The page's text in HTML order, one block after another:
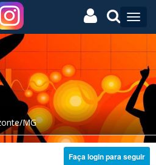
MG
Faça login para seguir